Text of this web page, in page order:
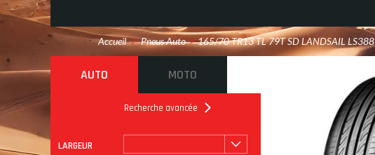
Accueil / Pneus Auto > 165/70 TR13 TL 79T SD LANDSAIL LS388
AUTO MOTO
Recherche avancée
LARGEUR
ROULAGE À PLAT